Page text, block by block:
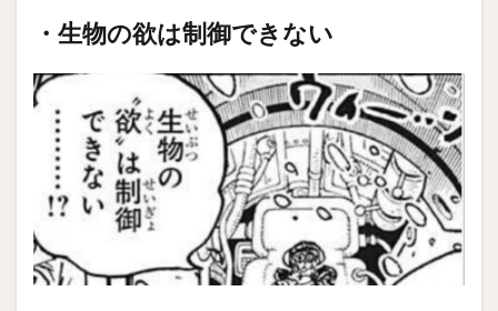
・生物の欲は制御できない